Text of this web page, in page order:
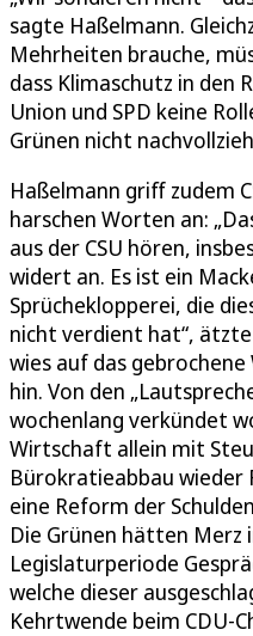
sagte Haßelmann.
Mehrheiten brauche,
dass Klimaschutz in den
Union und SPD keine
Grünen nicht
Haßelmann griff zudem
harschen Worten an:
aus der CSU hören,
widert an. Es ist ein
Sprücheklopperei, die
nicht verdient hat“,
wies auf das
hin. Von den
wochenlang verkündet
Wirtschaft allein mit
Bürokratieabbau wieder
eine Reform der
Die Grünen hätten Merz
Legislaturperiode
welche dieser
Kehrtwende beim CDU-